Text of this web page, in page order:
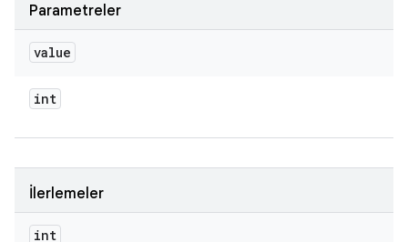
Parametreler
value
int
İlerlemeler
int